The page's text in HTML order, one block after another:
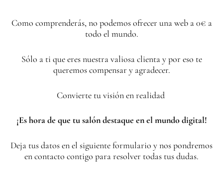
Como comprenderás, no podemos ofrecer una web a 0€ a
todo el mundo.
Sólo a ti que eres nuestra valiosa clienta y por eso te
queremos compensar y agradecer.
Convierte tu visión en realidad
¡Es hora de que tu salón destaque en el mundo digital!
Deja tus datos en el siguiente formulario y nos pondremos
en contacto contigo para resolver todas tus dudas.